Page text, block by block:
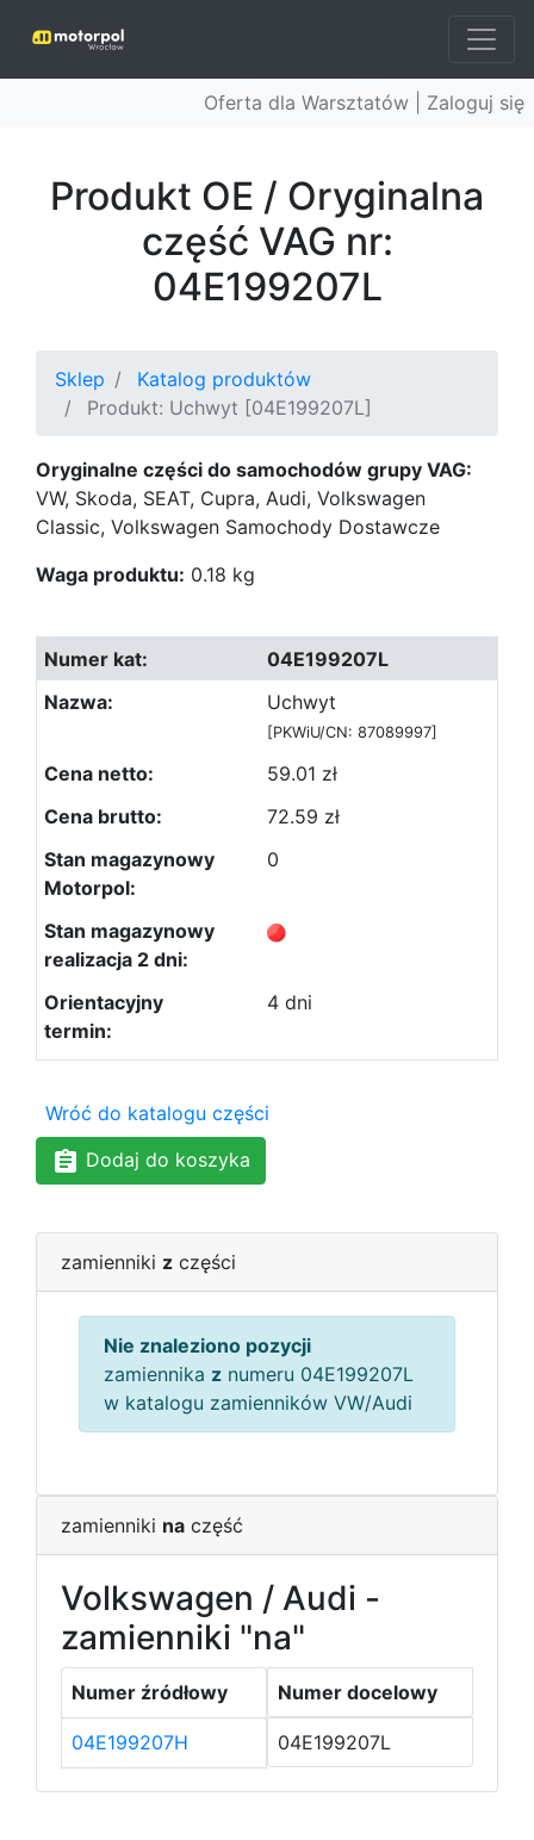
Oferta dla Warsztatów | Zaloguj się
Produkt OE / Oryginalna
część VAG nr:
04E199207L
Sklep
Katalog produktów
Produkt: Uchwyt [04E199207L]
Oryginalne części do samochodów grupy VAG:
VW, Skoda, SEAT, Cupra, Audi, Volkswagen
Classic, Volkswagen Samochody Dostawcze
Waga produktu: 0.18 kg
04E199207L
Uchwyt
[PKWiU/CN: 87089997]
59.01 zł
72.59 zł
0
4 dni
Wróć do katalogu części
Dodaj do koszyka
zamienniki z części
Nie znaleziono pozycji
zamiennika z numeru 04E199207L
w katalogu zamienników VW/Audi
zamienniki na część
Volkswagen / Audi -
zamienniki "na"
Numer źródłowy Numer docelowy
04E199207H 04E199207L